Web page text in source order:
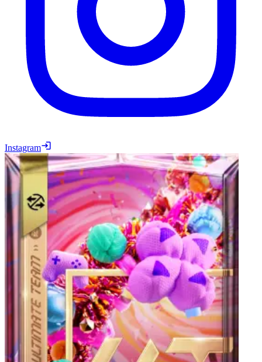
Instagram